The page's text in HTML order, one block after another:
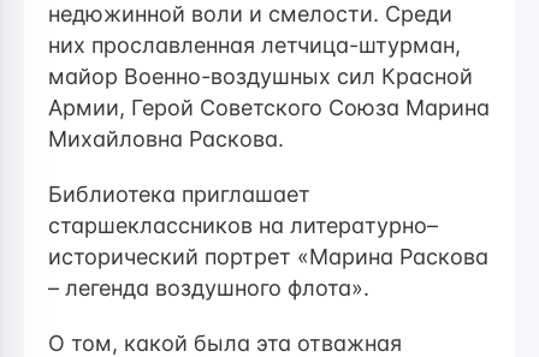
недюжинной воли и смелости. Среди
них прославленная летчица-штурман,
майор Военно-воздушных сил Красной
Армии, Герой Советского Союза Марина
Михайловна Раскова.
Библиотека приглашает
старшеклассников на литературно–
исторический портрет «Марина Раскова
– легенда воздушного флота».
О том, какой была эта отважная